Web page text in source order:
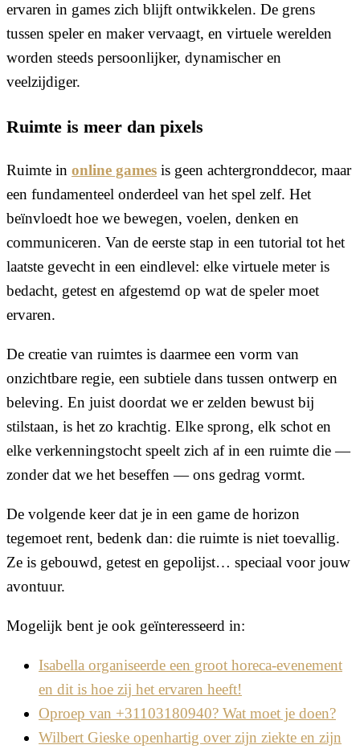
ervaren in games zich blijft ontwikkelen. De grens
tussen speler en maker vervaagt, en virtuele werelden
worden steeds persoonlijker, dynamischer en
veelzijdiger.
Ruimte is meer dan pixels
Ruimte in online games is geen achtergronddecor, maar
een fundamenteel onderdeel van het spel zelf. Het
beïnvloedt hoe we bewegen, voelen, denken en
communiceren. Van de eerste stap in een tutorial tot het
laatste gevecht in een eindlevel: elke virtuele meter is
bedacht, getest en afgestemd op wat de speler moet
ervaren.
De creatie van ruimtes is daarmee een vorm van
onzichtbare regie, een subtiele dans tussen ontwerp en
beleving. En juist doordat we er zelden bewust bij
stilstaan, is het zo krachtig. Elke sprong, elk schot en
elke verkenningstocht speelt zich af in een ruimte die —
zonder dat we het beseffen — ons gedrag vormt.
De volgende keer dat je in een game de horizon
tegemoet rent, bedenk dan: die ruimte is niet toevallig.
Ze is gebouwd, getest en gepolijst… speciaal voor jouw
avontuur.
Mogelijk bent je ook geïnteresseerd in:
Isabella organiseerde een groot horeca-evenement
en dit is hoe zij het ervaren heeft!
Oproep van +31103180940? Wat moet je doen?
Wilbert Gieske openhartig over zijn ziekte en zijn